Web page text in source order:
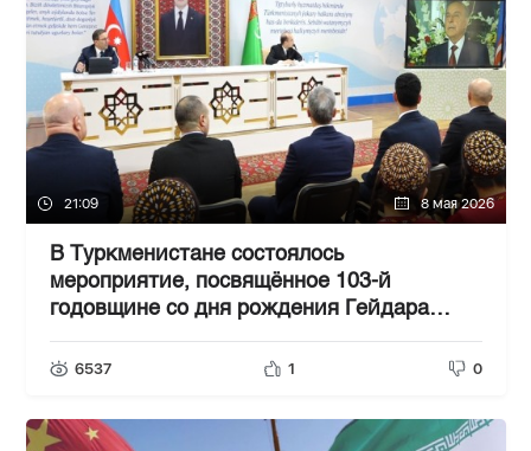
21:09 8 мая 2026
В Туркменистане состоялось
мероприятие, посвящённое 103-й
годовщине со дня рождения Гейдара
Алиева-ФОТО
6537 1 0